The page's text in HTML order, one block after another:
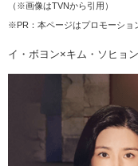
（※画像はTVNから引用）
※PR：本ページはプロモーショ
イ・ボヨン×キム・ソヒョ